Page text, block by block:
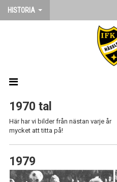
HISTORIA
HEM
NYHETER
ARTIKLAR
BILDGALLERI
1970 tal
Här har vi bilder från nästan varje år
mycket att titta på!
1979